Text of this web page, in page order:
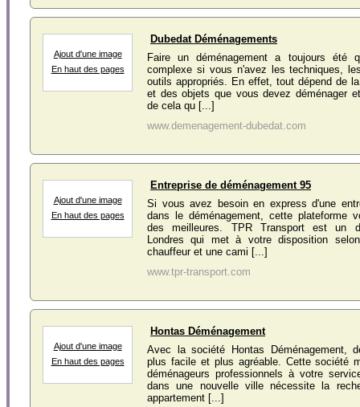
Ajout d'une image
En haut des pages
Dubedat Déménagements
Faire un déménagement a toujours été
complexe si vous n'avez les techniques,
outils appropriés. En effet, tout dépend de
et des objets que vous devez déménager
de cela qu [...]
www.demenagement-dubedat.com
Ajout d'une image
En haut des pages
Entreprise de déménagement 95
Si vous avez besoin en express d'une
dans le déménagement, cette plateforme
des meilleures. TPR Transport est un
Londres qui met à votre disposition
chauffeur et une cami [...]
www.tpr-transport.com
Ajout d'une image
En haut des pages
Hontas Déménagement
Avec la société Hontas Déménagement,
plus facile et plus agréable. Cette société
déménageurs professionnels à votre
dans une nouvelle ville nécessite la
appartement [...]